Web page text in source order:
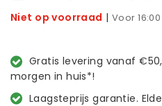
Niet op voorraad | Voor
Gratis levering vanaf
morgen in huis*!
Laagsteprijs garantie.